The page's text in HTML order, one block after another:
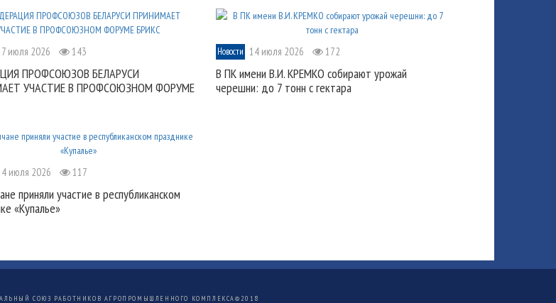
июля 2026 143
ПРОФСОЮЗОВ БЕЛАРУСИ
УЧАСТИЕ В ПРОФСОЮЗНОМ ФОРУМЕ
Новости 14 июля 2026 172
В ПК имени В.И. КРЕМКО собирают урожай
черешни: до 7 тонн с гектара
июля 2026 117
приняли участие в республиканском
«Купалье»
СОЮЗ РАБОТНИКОВ АГРОПРОМЫШЛЕННОГО КОМПЛЕКСА© 2018